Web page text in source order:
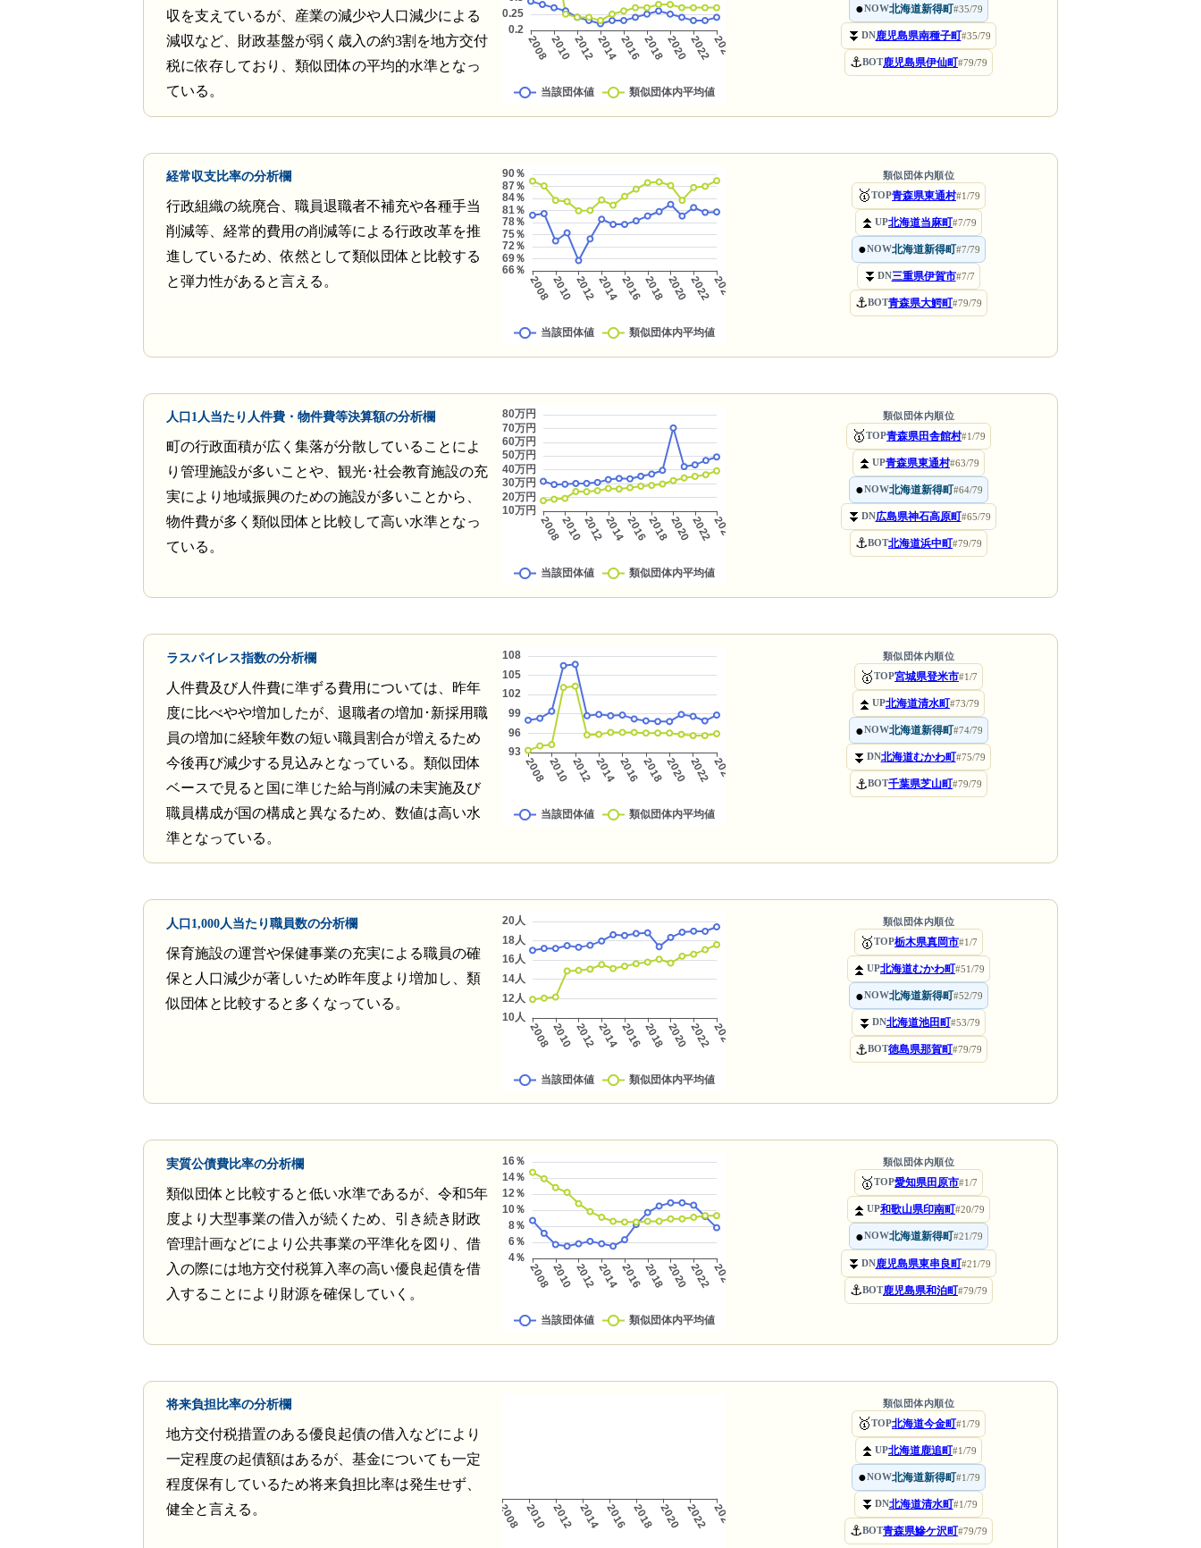
収を支えているが、産業の減少や人口減少による
減収など、財政基盤が弱く歳入の約3割を地方交付
税に依存しており、類似団体の平均的水準となっ
ている。
●NOW北海道新得町#35/79
⏬ DN鹿児島県南種子町#35/79
⚓BOT鹿児島県伊仙町#79/79
経常収支比率の分析欄
行政組織の統廃合、職員退職者不補充や各種手当
削減等、経常的費用の削減等による行政改革を推
進しているため、依然として類似団体と比較する
と弾力性があると言える。
類似団体内順位
🥇TOP青森県東通村#1/79
⏫ UP北海道当麻町#7/79
●NOW北海道新得町#7/79
⏬ DN三重県伊賀市#7/7
⚓BOT青森県大鰐町#79/79
人口1人当たり人件費・物件費等決算額の分析欄
町の行政面積が広く集落が分散していることによ
り管理施設が多いことや、観光･社会教育施設の充
実により地域振興のための施設が多いことから、
物件費が多く類似団体と比較して高い水準となっ
ている。
類似団体内順位
🥇TOP青森県田舎館村#1/79
⏫ UP青森県東通村#63/79
●NOW北海道新得町#64/79
⏬ DN広島県神石高原町#65/79
⚓BOT北海道浜中町#79/79
ラスパイレス指数の分析欄
人件費及び人件費に準ずる費用については、昨年
度に比べやや増加したが、退職者の増加･新採用職
員の増加に経験年数の短い職員割合が増えるため
今後再び減少する見込みとなっている。類似団体
ベースで見ると国に準じた給与削減の未実施及び
職員構成が国の構成と異なるため、数値は高い水
準となっている。
類似団体内順位
🥇TOP宮城県登米市#1/7
⏫ UP北海道清水町#73/79
●NOW北海道新得町#74/79
⏬ DN北海道むかわ町#75/79
⚓BOT千葉県芝山町#79/79
人口1,000人当たり職員数の分析欄
保育施設の運営や保健事業の充実による職員の確
保と人口減少が著しいため昨年度より増加し、類
似団体と比較すると多くなっている。
類似団体内順位
🥇TOP栃木県真岡市#1/7
⏫ UP北海道むかわ町#51/79
●NOW北海道新得町#52/79
⏬ DN北海道池田町#53/79
⚓BOT徳島県那賀町#79/79
実質公債費比率の分析欄
類似団体と比較すると低い水準であるが、令和5年
度より大型事業の借入が続くため、引き続き財政
管理計画などにより公共事業の平準化を図り、借
入の際には地方交付税算入率の高い優良起債を借
入することにより財源を確保していく。
類似団体内順位
🥇TOP愛知県田原市#1/7
⏫ UP和歌山県印南町#20/79
●NOW北海道新得町#21/79
⏬ DN鹿児島県東串良町#21/79
⚓BOT鹿児島県和泊町#79/79
将来負担比率の分析欄
地方交付税措置のある優良起債の借入などにより
一定程度の起債額はあるが、基金についても一定
程度保有しているため将来負担比率は発生せず、
健全と言える。
類似団体内順位
🥇TOP北海道今金町#1/79
⏫ UP北海道鹿追町#1/79
●NOW北海道新得町#1/79
⏬ DN北海道清水町#1/79
⚓BOT青森県鰺ケ沢町#79/79